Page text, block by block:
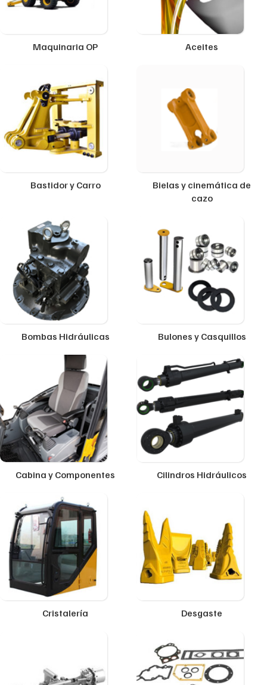
Maquinaria OP Aceites
Bastidor y Carro
Bielas y cinemática de
cazo
Bombas Hidráulicas Bulones y Casquillos
Cabina y Componentes Cilindros Hidráulicos
Cristalería Desgaste